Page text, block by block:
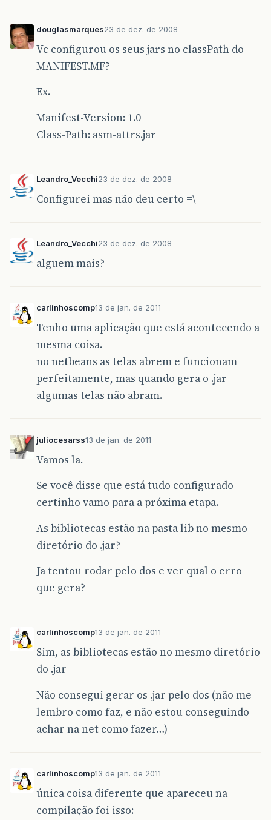
douglasmarques23 de dez. de 2008
Vc configurou os seus jars no classPath do
MANIFEST.MF?
Ex.
Manifest-Version: 1.0
Class-Path: asm-attrs.jar
Leandro_Vecchi23 de dez. de 2008
Configurei mas não deu certo =\
Leandro_Vecchi23 de dez. de 2008
alguem mais?
carlinhoscomp13 de jan. de 2011
Tenho uma aplicação que está acontecendo a
mesma coisa.
no netbeans as telas abrem e funcionam
perfeitamente, mas quando gera o .jar
algumas telas não abram.
juliocesarss13 de jan. de 2011
Vamos la.
Se você disse que está tudo configurado
certinho vamo para a próxima etapa.
As bibliotecas estão na pasta lib no mesmo
diretório do .jar?
Ja tentou rodar pelo dos e ver qual o erro
que gera?
carlinhoscomp13 de jan. de 2011
Sim, as bibliotecas estão no mesmo diretório
do .jar
Não consegui gerar os .jar pelo dos (não me
lembro como faz, e não estou conseguindo
achar na net como fazer…)
carlinhoscomp13 de jan. de 2011
única coisa diferente que apareceu na
compilação foi isso: